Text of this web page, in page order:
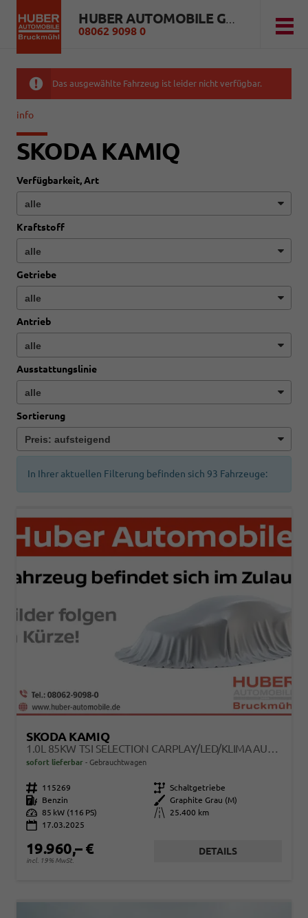
HUBER AUTOMOBILE GMBH
08062 9098 0
Das ausgewählte Fahrzeug ist leider nicht verfügbar.
info
SKODA KAMIQ
Verfügbarkeit, Art
Kraftstoff
Getriebe
Antrieb
Ausstattungslinie
Sortierung
In Ihrer aktuellen Filterung befinden sich 93 Fahrzeuge:
SKODA KAMIQ
1.0L 85KW TSI SELECTION CARPLAY/LED/KLIMAAUT/KAMERA
sofort lieferbar Gebrauchtwagen
Fahrzeugnr. 115269 Getriebe Schaltgetriebe
Kraftstoff
Benzin Außenfarbe
Graphite Grau (M)
Leistung 85 kW (116 PS) Kilometerstand
25.400 km
17.03.2025
19.960,– €
incl. 19% MwSt.
DETAILS